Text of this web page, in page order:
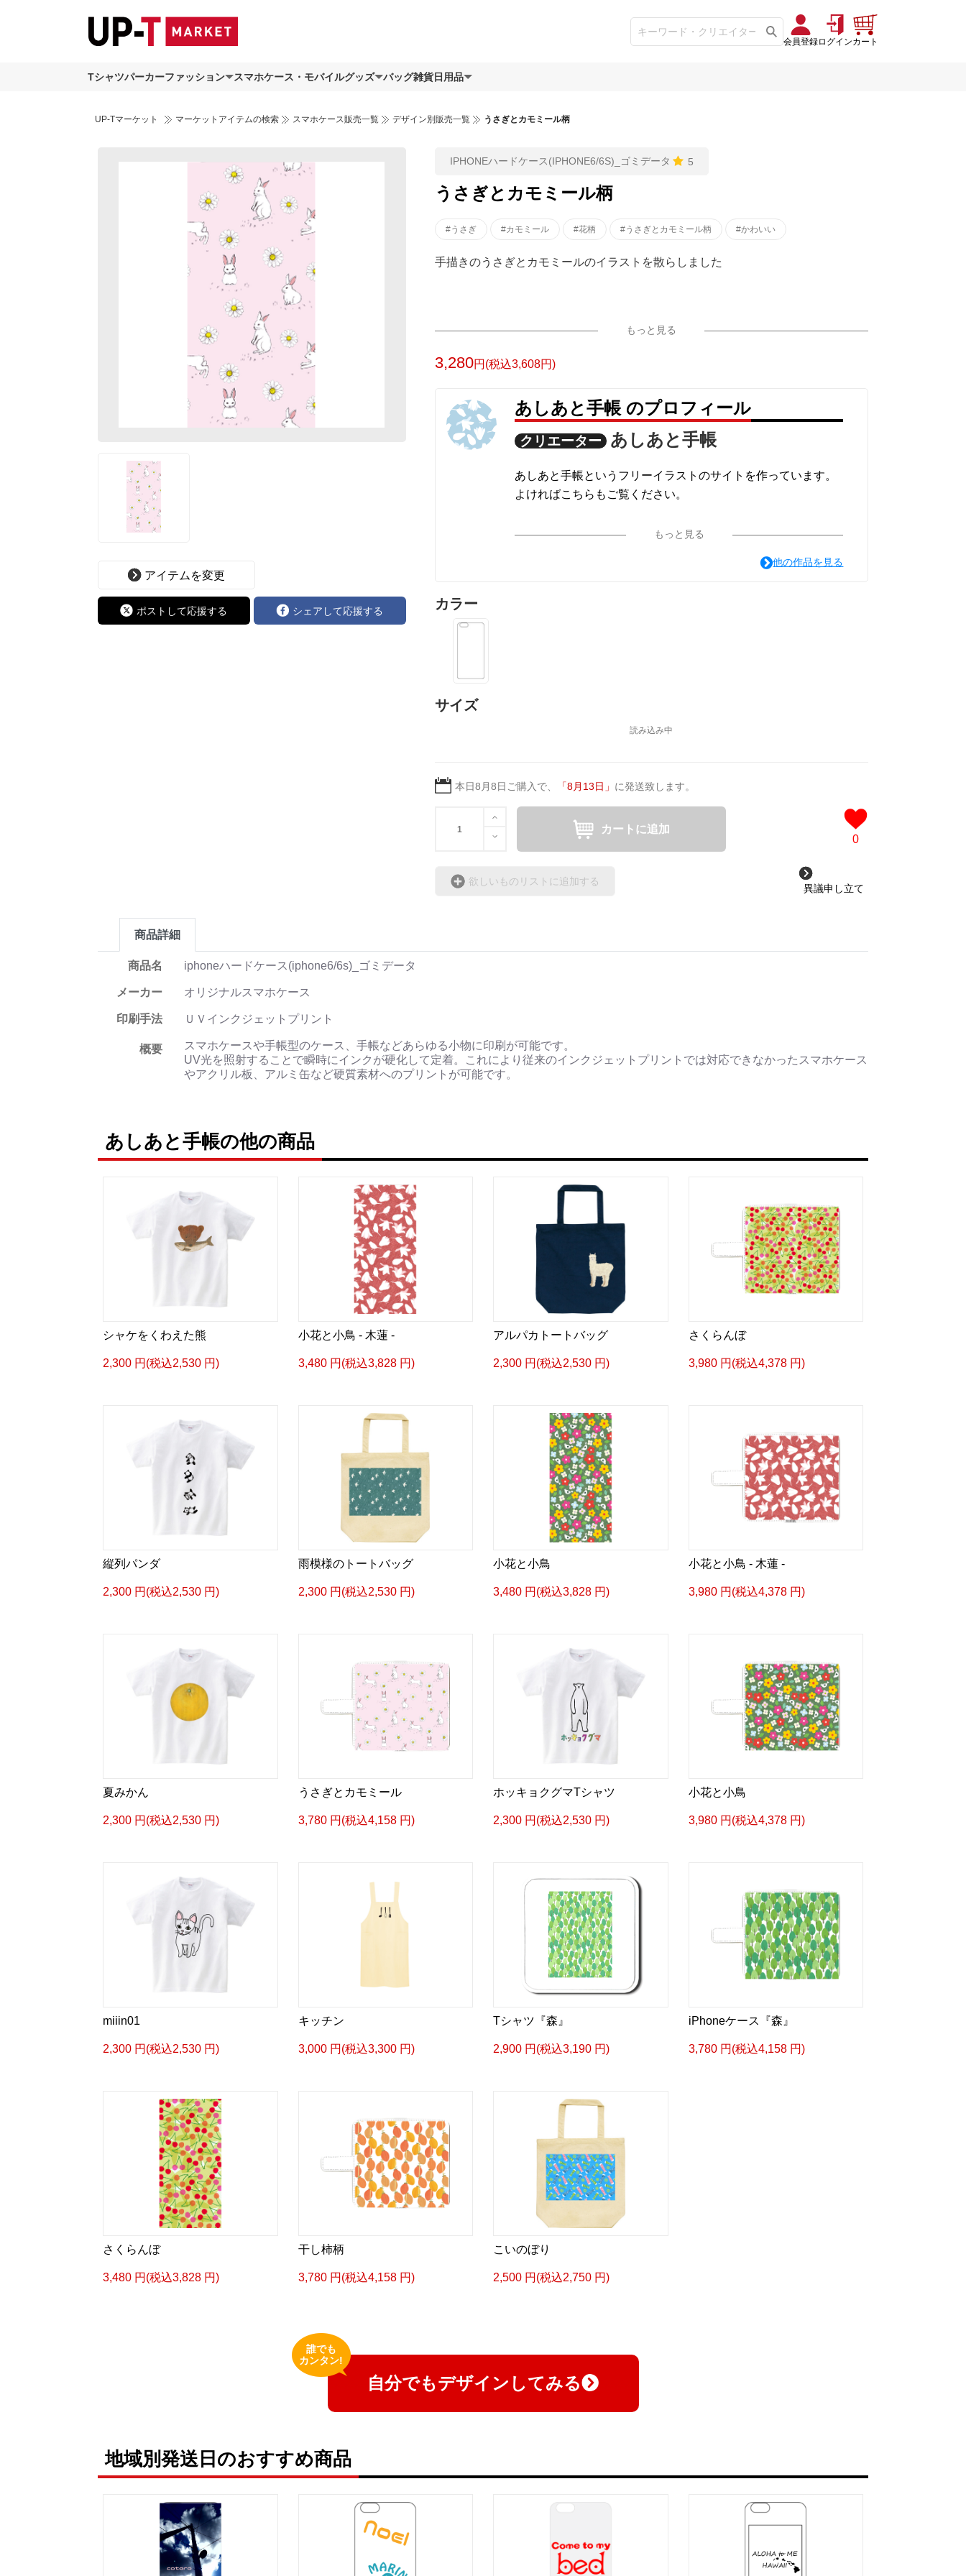
会員登録ログインカート
Tシャツパーカーファッション スマホケース・モバイルグッズ バッグ雑貨日用品
UP-Tマーケット マーケットアイテムの検索 スマホケース販売一覧 デザイン別販売一覧 うさぎとカモミール柄
アイテムを変更
ポストして応援する シェアして応援する
IPHONEハードケース(IPHONE6/6S)_ゴミデータ 5
うさぎとカモミール柄
#うさぎ #カモミール #花柄 #うさぎとカモミール柄 #かわいい
手描きのうさぎとカモミールのイラストを散らしました
もっと見る
3,280円(税込3,608円)
あしあと手帳 のプロフィール
クリエーター あしあと手帳
あしあと手帳というフリーイラストのサイトを作っています。
よければこちらもご覧ください。
もっと見る
他の作品を見る
カラー
サイズ
本日8月8日 ご購入で、 「8月13日 」 に発送致します。
カートに追加
0
欲しいものリストに追加する
異議申し立て
商品詳細
商品名 iphoneハードケース(iphone6/6s)_ゴミデータ
メーカー オリジナルスマホケース
印刷手法 ＵＶインクジェットプリント
概要
スマホケースや手帳型のケース、手帳などあらゆる小物に印刷が可能です。
UV光を照射することで瞬時にインクが硬化して定着。これにより従来のインクジェットプリントでは対応できなかったスマホケース
やアクリル板、アルミ缶など硬質素材へのプリントが可能です。
あしあと手帳の他の商品
シャケをくわえた熊
2,300 円(税込2,530 円)
小花と小鳥 - 木蓮 -
3,480 円(税込3,828 円)
アルパカトートバッグ
2,300 円(税込2,530 円)
さくらんぼ
3,980 円(税込4,378 円)
縦列パンダ
2,300 円(税込2,530 円)
雨模様のトートバッグ
2,300 円(税込2,530 円)
小花と小鳥
3,480 円(税込3,828 円)
小花と小鳥 - 木蓮 -
3,980 円(税込4,378 円)
夏みかん
2,300 円(税込2,530 円)
うさぎとカモミール
3,780 円(税込4,158 円)
ホッキョクグマTシャツ
2,300 円(税込2,530 円)
小花と小鳥
3,980 円(税込4,378 円)
miiin01
2,300 円(税込2,530 円)
キッチン
3,000 円(税込3,300 円)
Tシャツ『森』
2,900 円(税込3,190 円)
iPhoneケース『森』
3,780 円(税込4,158 円)
さくらんぼ
3,480 円(税込3,828 円)
干し柿柄
3,780 円(税込4,158 円)
こいのぼり
2,500 円(税込2,750 円)
自分でもデザインしてみる
誰でも
カンタン!
地域別発送日のおすすめ商品